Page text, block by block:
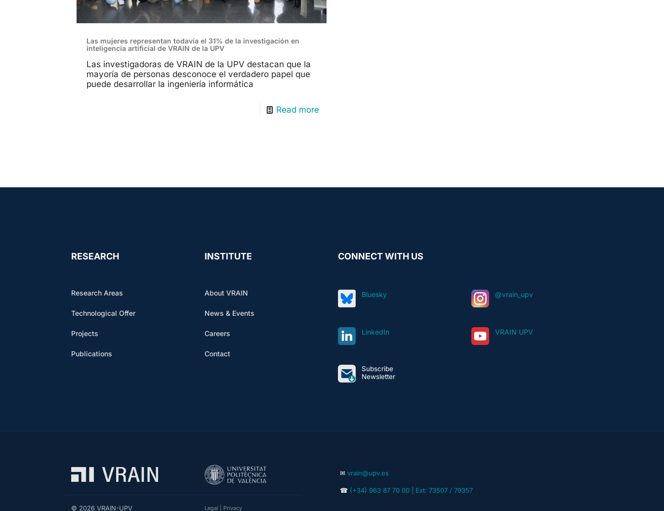
Las mujeres representan todavía el 31% de la investigación en
inteligencia artificial de VRAIN de la UPV
Las investigadoras de VRAIN de la UPV destacan que la
mayoría de personas desconoce el verdadero papel que
puede desarrollar la ingeniería informática
Read more
RESEARCH
Research Areas
Technological Offer
Projects
Publications
INSTITUTE
About VRAIN
News & Events
Careers
Contact
CONNECT WITH US
Bluesky @vrain_upv
LinkedIn VRAIN UPV
Subscribe
Newsletter
© 2026 VRAIN-UPV Legal Privacy
✉ vrain@upv.es
☎ (+34) 963 87 70 00 | Ext: 73507 / 79357